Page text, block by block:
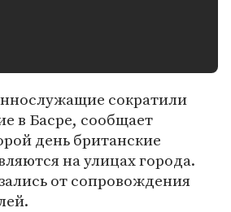
сократили
в Басре, сообщает
день британские
на улицах города.
от сопровождения